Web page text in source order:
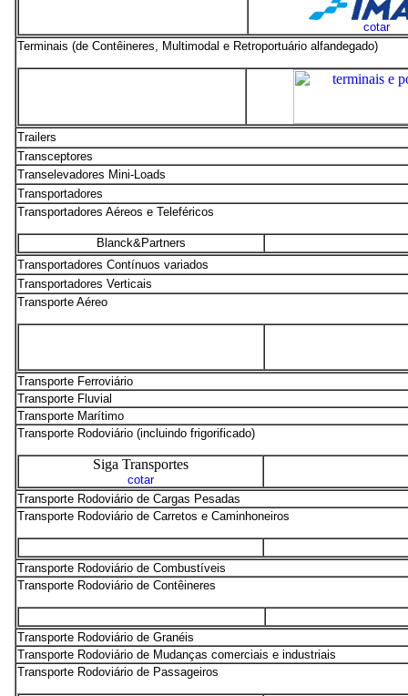
cotar
Terminais (de Contêineres, Multimodal e Retroportuário alfandegado)
Trailers
Transceptores
Transelevadores Mini-Loads
Transportadores
Transportadores Aéreos e Teleféricos
Blanck&Partners
Transportadores Contínuos variados
Transportadores Verticais
Transporte Aéreo
Transporte Ferroviário
Transporte Fluvial
Transporte Marítimo
Transporte Rodoviário (incluindo frigorificado)
Siga Transportes
cotar
Transporte Rodoviário de Cargas Pesadas
Transporte Rodoviário de Carretos e Caminhoneiros
Transporte Rodoviário de Combustíveis
Transporte Rodoviário de Contêineres
Transporte Rodoviário de Granéis
Transporte Rodoviário de Mudanças comerciais e industriais
Transporte Rodoviário de Passageiros